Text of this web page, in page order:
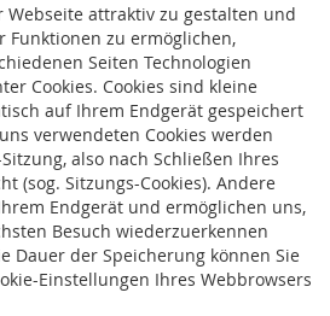
Webseite attraktiv zu gestalten und
zu ermöglichen,
Seiten Technologien
Cookies. Cookies sind kleine
auf Ihrem Endgerät gespeichert
verwendeten Cookies werden
also nach Schließen Ihres
(sog. Sitzungs-Cookies). Andere
Endgerät und ermöglichen uns,
Besuch wiederzuerkennen
Dauer der Speicherung können Sie
Einstellungen Ihres Webbrowsers